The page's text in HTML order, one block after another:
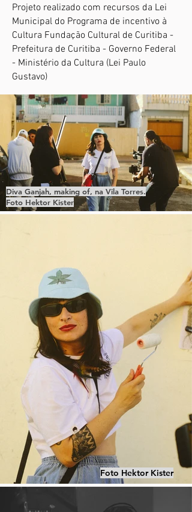
Projeto realizado com recursos da Lei
Municipal do Programa de incentivo à
Cultura Fundação Cultural de Curitiba -
Prefeitura de Curitiba - Governo Federal
- Ministério da Cultura (Lei Paulo
Gustavo)
Foto Hektor Kister
Diva Ganjah, making of, na Vila Torres.
Foto Hektor Kister